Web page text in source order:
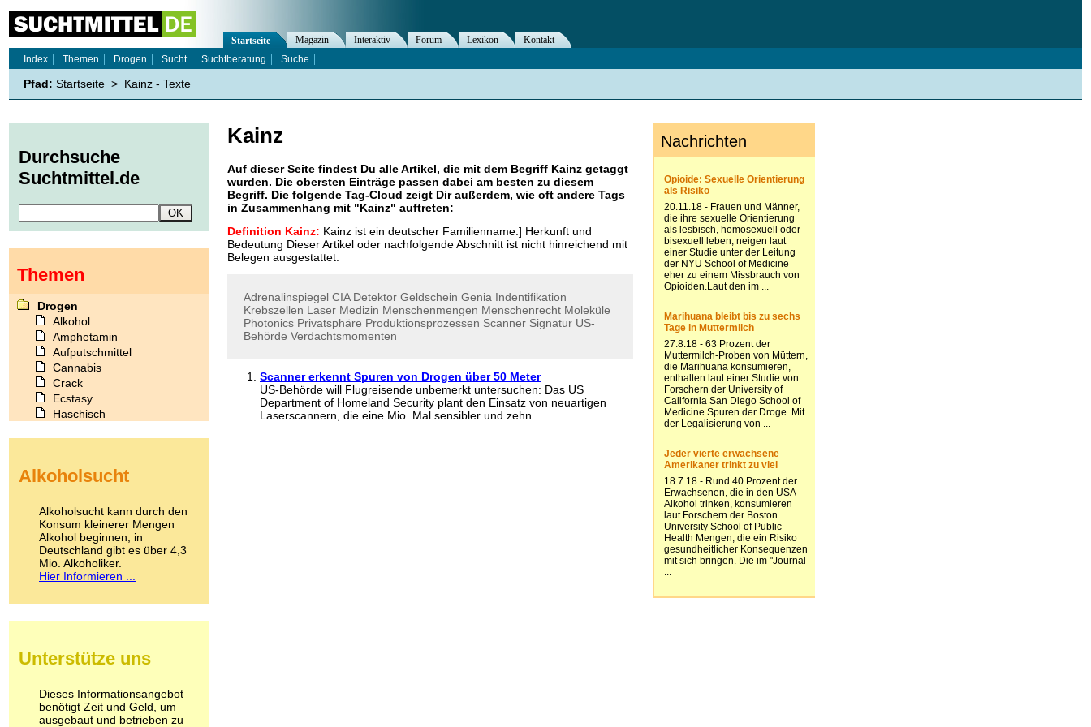
Kainz
Auf dieser Seite findest Du alle Artikel, die mit dem Begriff Kainz getaggt
wurden. Die obersten Einträge passen dabei am besten zu diesem
Begriff. Die folgende Tag-Cloud zeigt Dir außerdem, wie oft andere Tags
in Zusammenhang mit "Kainz" auftreten:
Definition Kainz: Kainz ist ein deutscher Familienname.] Herkunft und
Bedeutung Dieser Artikel oder nachfolgende Abschnitt ist nicht hinreichend mit
Belegen ausgestattet.
Adrenalinspiegel CIA Detektor Geldschein Genia Indentifikation
Krebszellen Laser Medizin Menschenmengen Menschenrecht Moleküle
Photonics Privatsphäre Produktionsprozessen Scanner Signatur US-
Behörde Verdachtsmomenten
Scanner erkennt Spuren von Drogen über 50 Meter
US-Behörde will Flugreisende unbemerkt untersuchen: Das US
Department of Homeland Security plant den Einsatz von neuartigen
Laserscannern, die eine Mio. Mal sensibler und zehn ...
Startseite Magazin Interaktiv Forum Lexikon
Kontakt
Index
Themen Drogen Sucht Suchtberatung Suche
Pfad: Startseite > Kainz - Texte
Durchsuche
Suchtmittel.de
Themen
Drogen
Alkohol
Amphetamin
Aufputschmittel
Cannabis
Crack
Ecstasy
Haschisch
Kokain
LSD
Marihuana
Medikamente
Meskalin
Metamphetamin
Methadon
Pilze
Psychopharmaka
Schlafmittel
Schmerzmittel
Alkoholsucht
Alkoholsucht kann durch den
Konsum kleinerer Mengen
Alkohol beginnen, in
Deutschland gibt es über 4,3
Mio. Alkoholiker.
Hier Informieren ...
Unterstütze uns
Dieses Informationsangebot
benötigt Zeit und Geld, um
ausgebaut und betrieben zu